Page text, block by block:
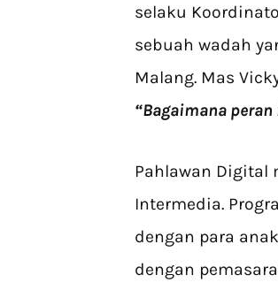
selaku
sebuah wadah
Malang. Mas
“Bagaimana
Pahlawan Digital
Intermedia.
dengan para
dengan